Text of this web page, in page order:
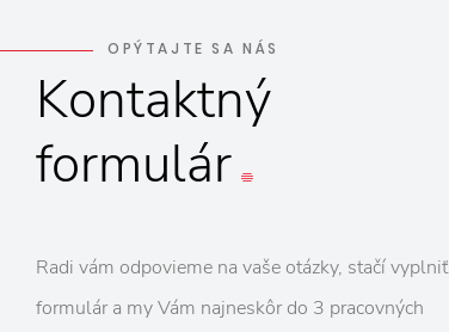
OPÝTAJTE SA NÁS
Kontaktný
formulár
Radi vám odpovieme na vaše otázky, stačí vyplniť
formulár a my Vám najneskôr do 3 pracovných